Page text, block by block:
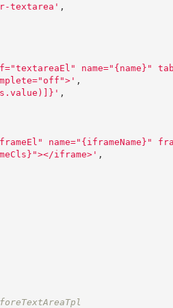
textarea ' ,
name="{name}"
' ,
' ,
name="{iframeName}"
iframe>' ,